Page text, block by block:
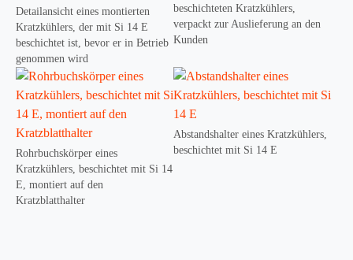
Detailansicht eines montierten
Kratzkühlers, der mit Si 14 E
beschichtet ist, bevor er in Betrieb
genommen wird
beschichteten Kratzkühlers,
verpackt zur Auslieferung an den
Kunden
Rohrbuchskörper eines
Kratzkühlers, beschichtet mit Si 14
E, montiert auf den
Kratzblatthalter
Abstandshalter eines Kratzkühlers,
beschichtet mit Si 14 E